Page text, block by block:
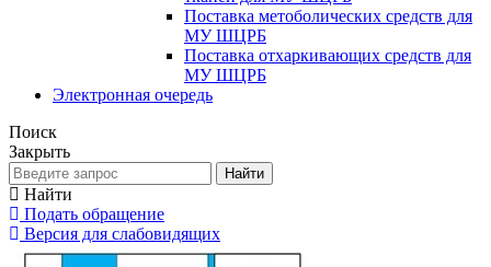
Поставка метоболических средств для
МУ ШЦРБ
Поставка отхаркивающих средств для
МУ ШЦРБ
Электронная очередь
Поиск
Закрыть
Найти
Найти
Подать обращение
Версия для слабовидящих